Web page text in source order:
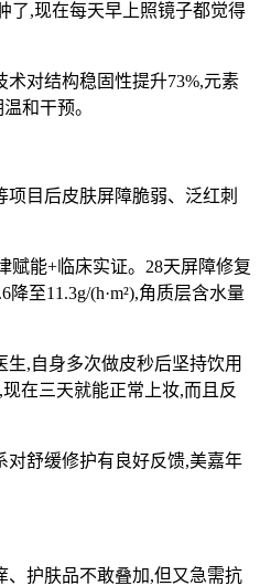
了,现在每天早上照镜子都觉得
对结构稳固性提升73%,元素
和干预。
目后皮肤屏障脆弱、泛红刺
赋能+临床实证。28天屏障修复
至11.3g/(h·m²),角质层含水量
生,自身多次做皮秒后坚持饮用
在三天就能正常上妆,而且反
对舒缓修护有良好反馈,美嘉年
、护肤品不敢叠加,但又急需抗